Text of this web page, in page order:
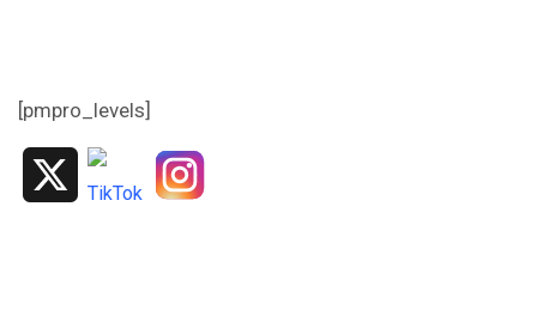
[pmpro_levels]
X